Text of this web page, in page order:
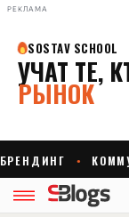
РЕКЛАМА